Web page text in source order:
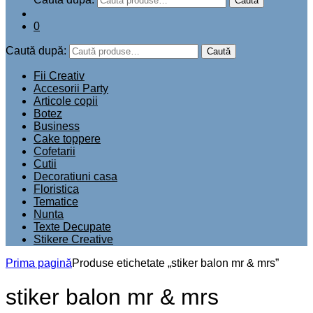
0
Caută după: Caută
Fii Creativ
Accesorii Party
Articole copii
Botez
Business
Cake toppere
Cofetarii
Cutii
Decoratiuni casa
Floristica
Tematice
Nunta
Texte Decupate
Stikere Creative
Prima paginăProduse etichetate „stiker balon mr & mrs”
stiker balon mr & mrs